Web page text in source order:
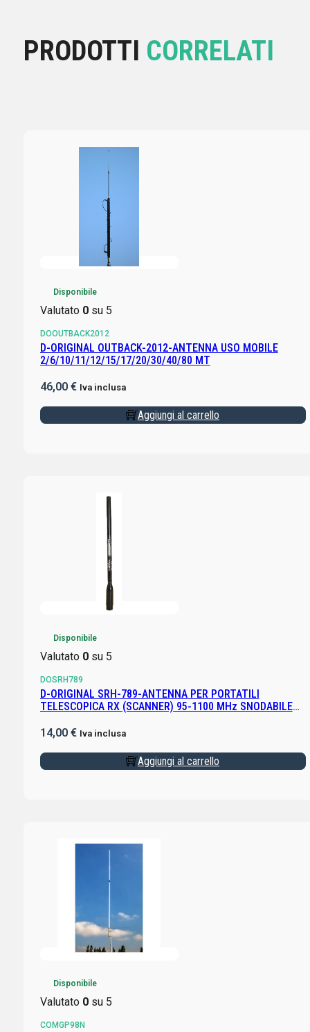
PRODOTTI CORRELATI
Disponibile
Valutato 0su 5
DOOUTBACK2012
D-ORIGINAL OUTBACK-2012-ANTENNA USO MOBILE
2/6/10/11/12/15/17/20/30/40/80 MT
46,00 € Iva inclusa
Aggiungi al carrello
Disponibile
Valutato 0su 5
DOSRH789
D-ORIGINAL SRH-789-ANTENNA PER PORTATILI
TELESCOPICA RX (SCANNER) 95-1100 MHz SNODABILE
14,00 € Iva inclusa
Aggiungi al carrello
Disponibile
Valutato 0su 5
COMGP98N